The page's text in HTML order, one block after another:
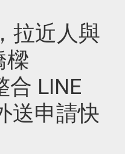
拉近人與
樑
LINE
送申請快